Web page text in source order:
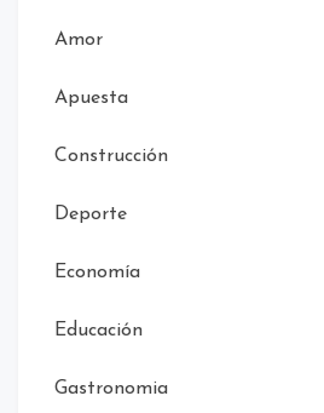
Amor
Apuesta
Construcción
Deporte
Economía
Educación
Gastronomia